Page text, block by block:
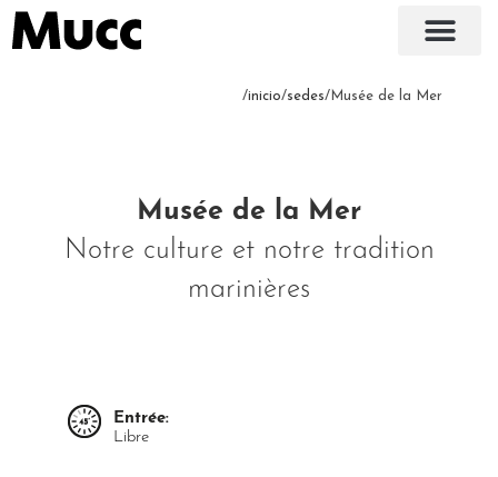
/inicio/sedes/Musée de la Mer
Musée de la Mer
Notre culture et notre tradition
marinières
Entrée:
Libre